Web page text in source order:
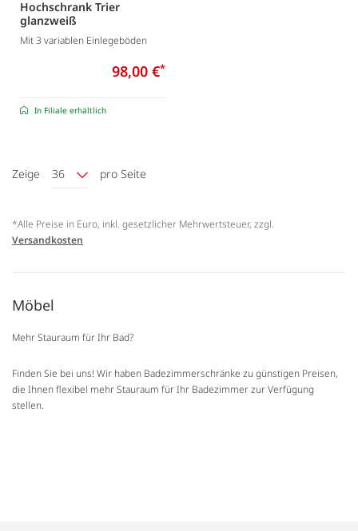
Hochschrank Trier
glanzweiß
Mit 3 variablen Einlegeböden
98,00 €*
In Filiale erhältlich
Zeige 36 pro Seite
*Alle Preise in Euro, inkl. gesetzlicher Mehrwertsteuer, zzgl.
Versandkosten
Möbel
Mehr Stauraum für Ihr Bad?
Finden Sie bei uns! Wir haben Badezimmerschränke zu günstigen Preisen,
die Ihnen flexibel mehr Stauraum für Ihr Badezimmer zur Verfügung
stellen.